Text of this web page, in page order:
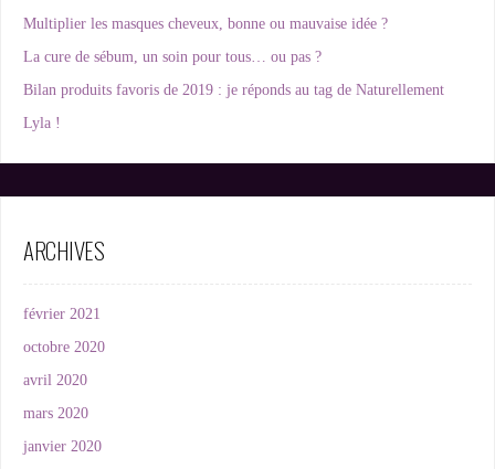
Multiplier les masques cheveux, bonne ou mauvaise idée ?
La cure de sébum, un soin pour tous… ou pas ?
Bilan produits favoris de 2019 : je réponds au tag de Naturellement
Lyla !
ARCHIVES
février 2021
octobre 2020
avril 2020
mars 2020
janvier 2020